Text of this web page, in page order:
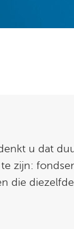
u dat
zijn:
die